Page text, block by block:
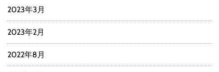
2023年3月
2023年2月
2022年8月